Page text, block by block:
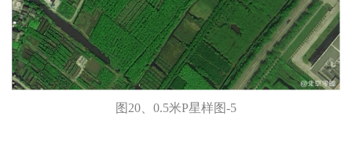
图20、0.5米P星样图-5